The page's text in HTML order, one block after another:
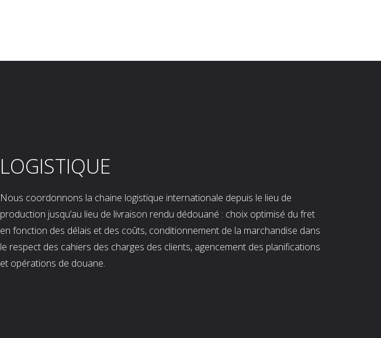
LOGISTIQUE
Nous coordonnons la chaine logistique internationale depuis le lieu de
production jusqu’au lieu de livraison rendu dédouané : choix optimisé du fret
en fonction des délais et des coûts, conditionnement de la marchandise dans
le respect des cahiers des charges des clients, agencement des planifications
et opérations de douane.